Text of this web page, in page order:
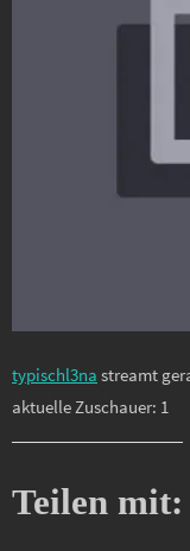
typischl3na streamt
aktuelle Zuschauer: 1
Teilen mit: